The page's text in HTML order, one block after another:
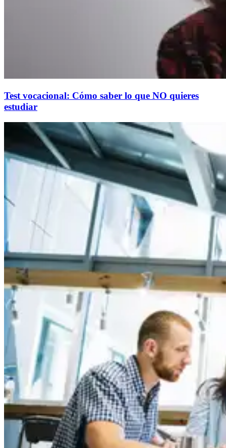
Test vocacional: Cómo saber lo que NO quieres
estudiar